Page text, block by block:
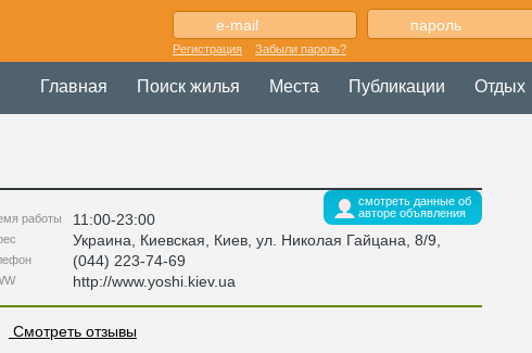
Регистрация Забыли пароль?
Главная Поиск жилья Места Публикации Отдых
смотреть данные об
авторе объявления
работы 11:00-23:00
Украина Киевская , Киев, ул. Николая Гайцана, 8/9
(044) 223-74-69
http://www.yoshi.kiev.ua
Смотреть отзывы